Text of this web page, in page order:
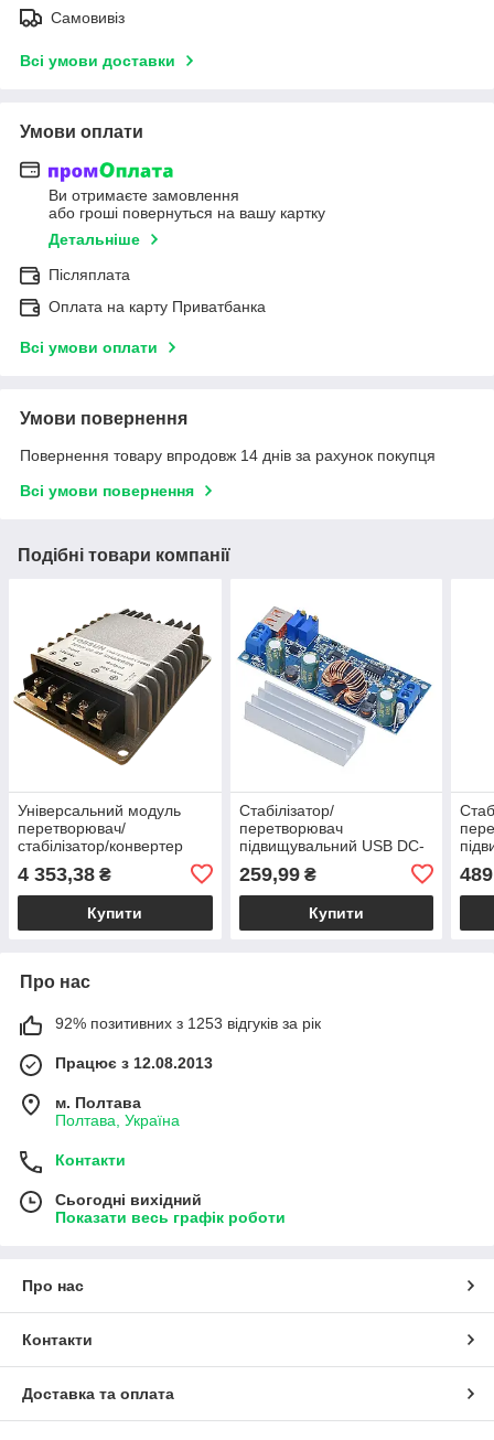
Самовивіз
Всі умови доставки
Умови оплати
Ви отримаєте замовлення
або гроші повернуться на вашу картку
Детальніше
Післяплата
Оплата на карту Приватбанка
Всі умови оплати
Умови повернення
Повернення товару впродовж 14 днів за рахунок покупця
Всі умови повернення
Подібні товари компанії
Універсальний модуль
перетворювач/
стабілізатор/конвертер
280Вт IP68
4 353,38 ₴
Купити
Стабілізатор/
перетворювач
підвищувальний USB DC-
модуль регульований
259,99₴
Купити
Про нас
92% позитивних з 1253 відгуків за рік
Працює з 12.08.2013
м. Полтава
Полтава, Україна
Контакти
Сьогодні вихідний
Показати весь графік роботи
Про нас
Контакти
Доставка та оплата